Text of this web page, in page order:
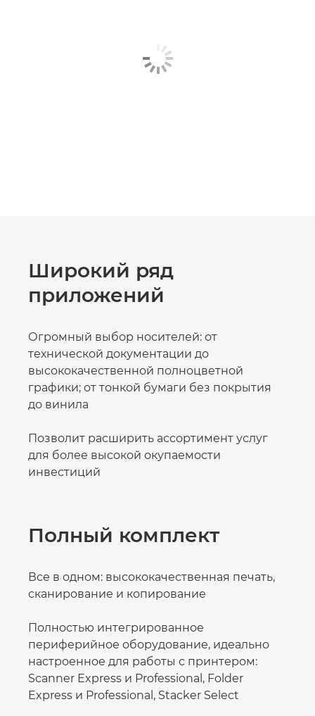
Широкий ряд
приложений
Огромный выбор носителей: от
технической документации до
высококачественной полноцветной
графики; от тонкой бумаги без покрытия
до винила
Позволит расширить ассортимент услуг
для более высокой окупаемости
инвестиций
Полный комплект
Все в одном: высококачественная печать,
сканирование и копирование
Полностью интегрированное
периферийное оборудование, идеально
настроенное для работы с принтером:
Scanner Express и Professional, Folder
Express и Professional, Stacker Select